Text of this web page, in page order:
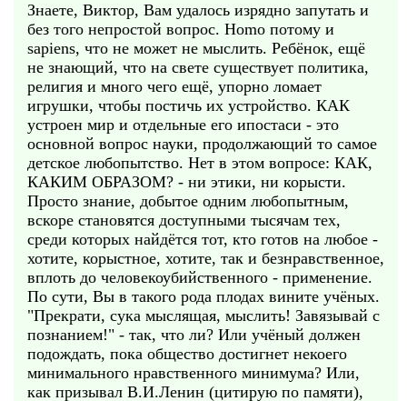
Знаете, Виктор, Вам удалось изрядно запутать и
без того непростой вопрос. Homo потому и
sapiens, что не может не мыслить. Ребёнок, ещё
не знающий, что на свете существует политика,
религия и много чего ещё, упорно ломает
игрушки, чтобы постичь их устройство. КАК
устроен мир и отдельные его ипостаси - это
основной вопрос науки, продолжающий то самое
детское любопытство. Нет в этом вопросе: КАК,
КАКИМ ОБРАЗОМ? - ни этики, ни корысти.
Просто знание, добытое одним любопытным,
вскоре становятся доступными тысячам тех,
среди которых найдётся тот, кто готов на любое -
хотите, корыстное, хотите, так и безнравственное,
вплоть до человекоубийственного - применение.
По сути, Вы в такого рода плодах вините учёных.
"Прекрати, сука мыслящая, мыслить! Завязывай с
познанием!" - так, что ли? Или учёный должен
подождать, пока общество достигнет некоего
минимального нравственного минимума? Или,
как призывал В.И.Ленин (цитирую по памяти),